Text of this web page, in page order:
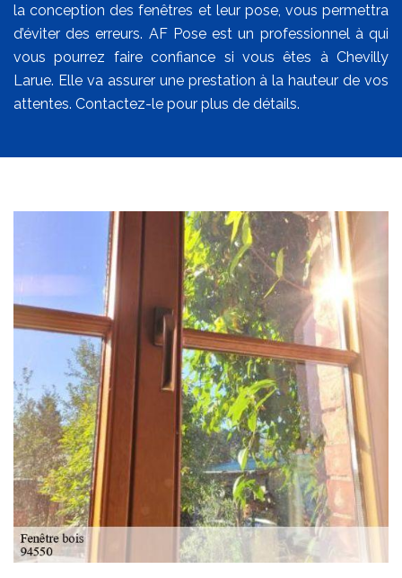
la conception des fenêtres et leur pose, vous permettra
d’éviter des erreurs. AF Pose est un professionnel à qui
vous pourrez faire confiance si vous êtes à Chevilly
Larue. Elle va assurer une prestation à la hauteur de vos
attentes. Contactez-le pour plus de détails.